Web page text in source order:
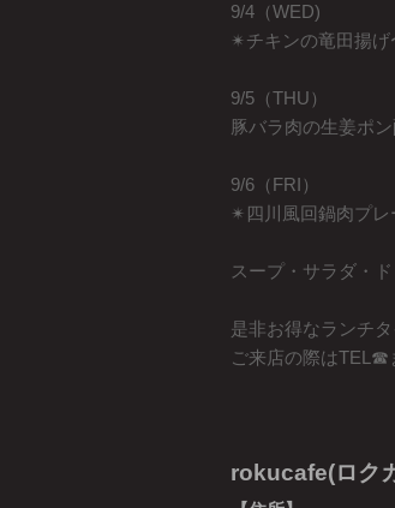
9/4（WED)
✴︎チキンの竜田揚げ
9/5（THU）
豚バラ肉の生姜ポ
9/6（FRI）
✴︎四川風回鍋肉プレ
スープ・サラダ・
是非お得なランチ
ご来店の際はTEL☎︎
rokucafe(ロク